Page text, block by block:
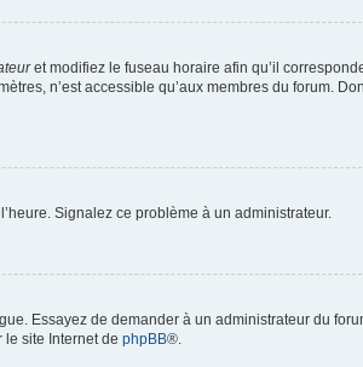
et modifiez le fuseau horaire afin qu’il
n’est accessible qu’aux membres du forum.
Signalez ce problème à un administrateur.
Essayez de demander à un administrateur du
le site Internet de phpBB®.